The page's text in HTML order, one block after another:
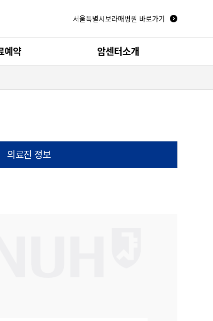
서울특별시보라매병원 바로가기
예약 암센터소개
의료진 정보